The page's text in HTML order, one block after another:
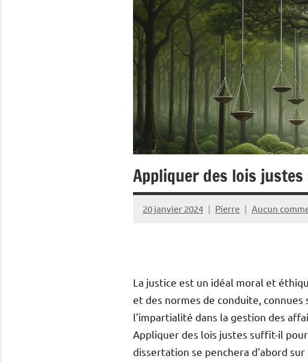
Appliquer des lois
20 janvier 2024 Pierre Aucun
La justice est un idéal moral et
et des normes de conduite, connues
l’impartialité dans la gestion des
Appliquer des lois justes suffit-il
dissertation se penchera d’abord